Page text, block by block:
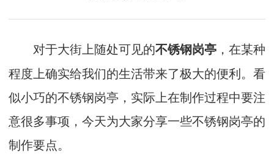
对于大街上随处可见的不锈钢岗亭 ，在某种
程度上确实给我们的生活带来了极大的便利。看
似小巧的不锈钢岗亭，实际上在制作过程中要注
意很多事项，今天为大家分享一些不锈钢岗亭的
制作要点。